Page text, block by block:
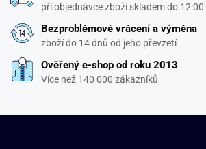
při objednávce zboží skladem do 12:00
Bezproblémové vrácení a výměna
zboží do 14 dnů od jeho převzetí
Ověřený e-shop od roku 2013
Více než 140 000 zákazníků